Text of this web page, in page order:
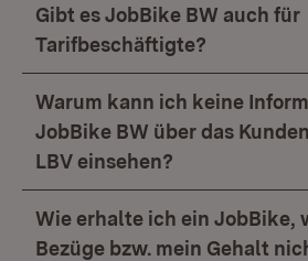
Gibt es JobBike BW auch für
Tarifbeschäftigte?
Warum kann ich keine
JobBike BW über das
LBV einsehen?
Wie erhalte ich ein JobBike,
Bezüge bzw. mein Gehalt